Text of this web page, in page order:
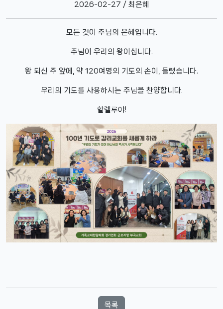
2026-02-27 / 최은혜
모든 것이 주님의 은혜입니다.
주님이 우리의 왕이십니다.
왕 되신 주 앞에, 약 120여명의 기도의 손이, 들렸습니다.
우리의 기도를 사용하시는 주님을 찬양합니다.
할렐루야!
목록